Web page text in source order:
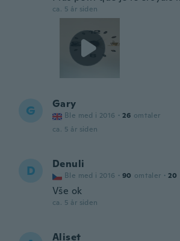
ca. 5 år siden
G Gary
Ble med i 2016 · 26 omtaler
ca. 5 år siden
D Denuli
Ble med i 2016 · 90 omtaler · 20
Vše ok
ca. 5 år siden
Aliset